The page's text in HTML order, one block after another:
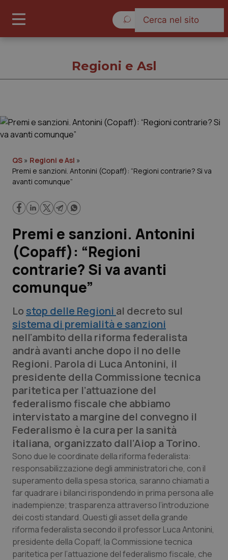
Governo e Parlamento
Regioni e Asl
Lavoro e Professioni
Scienza e Farmaci
Studi e Analisi
Lettere al direttore
Edizioni Regionali
QS Pro
Professionisti Sanitari.AI
Abruzzo
Basilicata
Calabria
Campania
Emilia-Romagna
Friuli Venezia Giulia
QS Pro Gold
Artrite & artrosi
Asma & BPCO
Car-T
Colesterolo & coronaropatie
Dermatite Atopica
QS Club Newsletter
Regioni e Asl
QS » Regioni e Asl »
Premi e sanzioni. Antonini (Copaff): “Regioni contrarie? Si va
avanti comunque”
Premi e sanzioni. Antonini
(Copaff): “Regioni
contrarie? Si va avanti
comunque”
Lo stop delle Regioni al decreto sul
sistema di premialità e sanzioni
nell'ambito della riforma federalista
andrà avanti anche dopo il no delle
Regioni. Parola di Luca Antonini, il
presidente della Commissione tecnica
paritetica per l’attuazione del
federalismo fiscale che abbiamo
intervistato a margine del convegno il
Federalismo è la cura per la sanità
italiana, organizzato dall’Aiop a Torino.
Sono due le coordinate della riforma federalista:
responsabilizzazione degli amministratori che, con il
superamento della spesa storica, saranno chiamati a
far quadrare i bilanci rispondendo in prima persona alle
inadempienze; trasparenza attraverso l’introduzione
dei costi standard. Questi gli asset della grande
riforma federalista secondo il professor Luca Antonini,
presidente della Copaff, la Commissione tecnica
paritetica per l’attuazione del federalismo fiscale, che